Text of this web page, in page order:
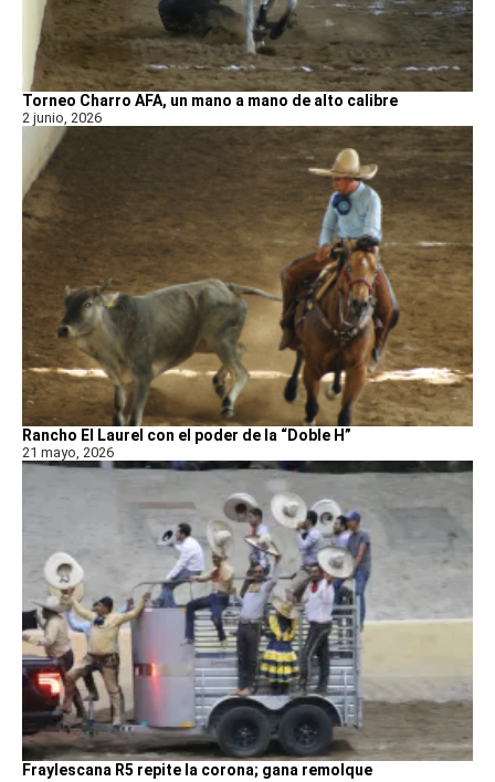
Torneo Charro AFA, un mano a mano de alto calibre
2 junio, 2026
Rancho El Laurel con el poder de la “Doble H”
21 mayo, 2026
Fraylescana R5 repite la corona; gana remolque